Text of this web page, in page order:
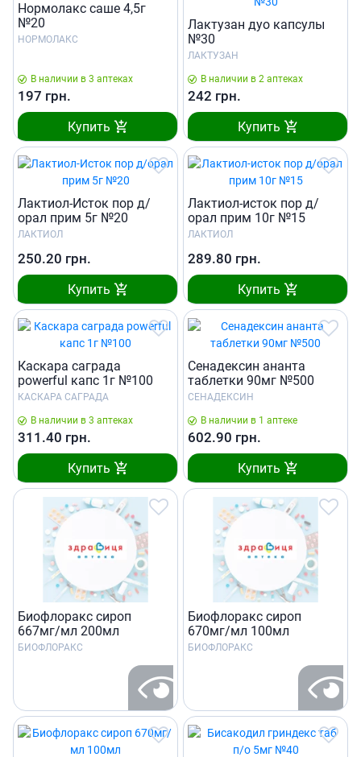
Нормолакс саше 4,5г
№20
НОРМОЛАКС
В наличии в 3 аптеках
197 грн.
Купить
Лактузан дуо капсулы
№30
ЛАКТУЗАН
В наличии в 2 аптеках
242 грн.
Купить
Лактиол-Исток пор д/
орал прим 5г №20
ЛАКТИОЛ
250.20 грн.
Купить
Лактиол-исток пор д/
орал прим 10г №15
ЛАКТИОЛ
289.80 грн.
Купить
Каскара саграда
powerful капс 1г №100
КАСКАРА САГРАДА
В наличии в 3 аптеках
311.40 грн.
Купить
Сенадексин ананта
таблетки 90мг №500
СЕНАДЕКСИН
В наличии в 1 аптеке
602.90 грн.
Купить
Биофлоракс сироп
667мг/мл 200мл
БИОФЛОРАКС
Биофлоракс сироп
670мг/мл 100мл
БИОФЛОРАКС